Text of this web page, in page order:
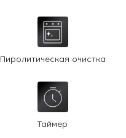
Пиролитическая очистка
Таймер